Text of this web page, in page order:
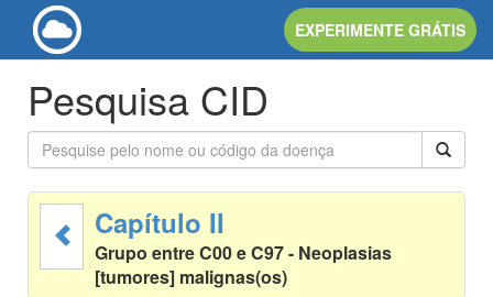
EXPERIMENTE GRÁTIS
Pesquisa CID
Capítulo II
Grupo entre C00 e C97 - Neoplasias
[tumores] malignas(os)